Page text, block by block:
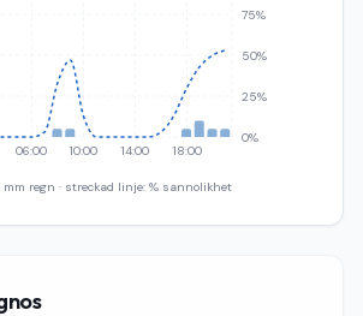
06:00 10:00 14:00 18:00
0%
25%
50%
75%
mm regn · streckad linje: % sannolikhet